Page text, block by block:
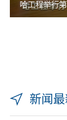
哈工程举行
新闻